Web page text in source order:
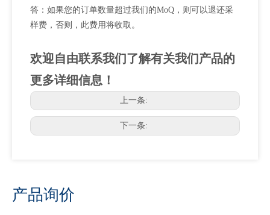
答：如果您的订单数量超过我们的MoQ，则可以退还采
样费，否则，此费用将收取。
欢迎自由联系我们了解有关我们产品的
更多详细信息！
上一条:
下一条:
产品询价